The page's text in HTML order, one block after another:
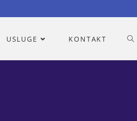
USLUGE KONTAKT